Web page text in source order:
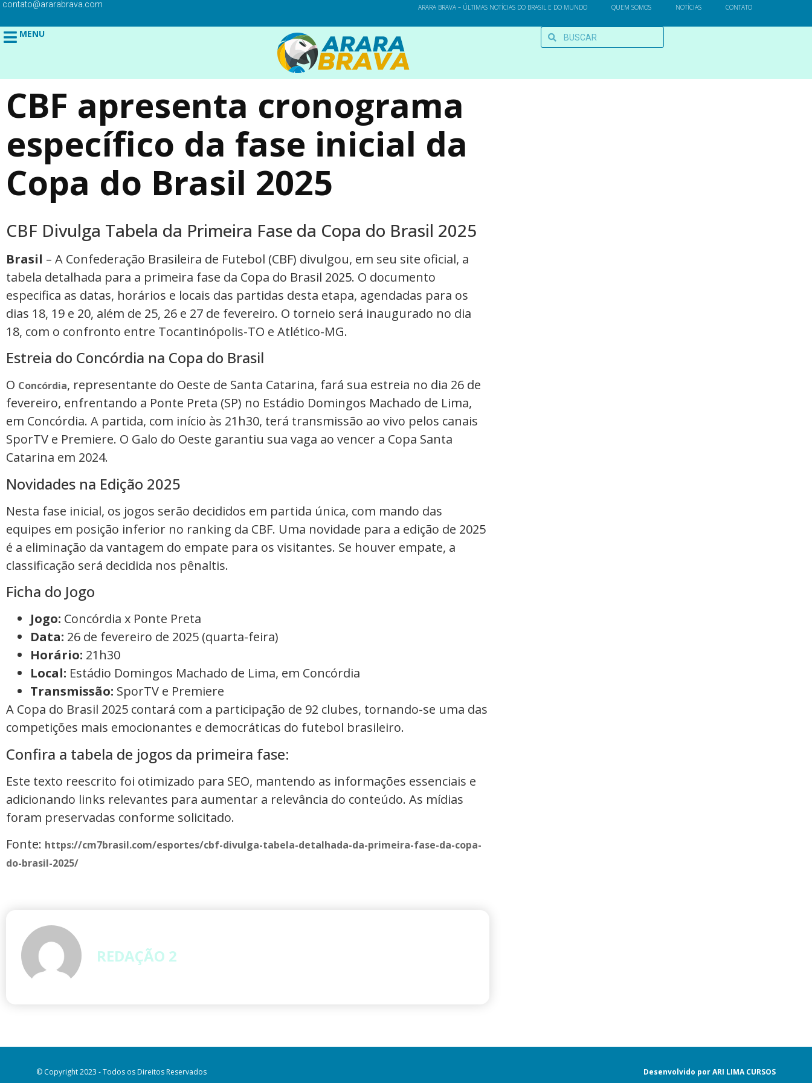
contato@ararabrava.com ARARA BRAVA – ÚLTIMAS NOTÍCIAS DO BRASIL E DO MUNDO QUEM SOMOS NOTÍCIAS CONTATO
MENU
CBF apresenta cronograma
específico da fase inicial da
Copa do Brasil 2025
CBF Divulga Tabela da Primeira Fase da Copa do Brasil 2025
Brasil – A Confederação Brasileira de Futebol (CBF) divulgou, em seu site oficial, a
tabela detalhada para a primeira fase da Copa do Brasil 2025. O documento
especifica as datas, horários e locais das partidas desta etapa, agendadas para os
dias 18, 19 e 20, além de 25, 26 e 27 de fevereiro. O torneio será inaugurado no dia
18, com o confronto entre Tocantinópolis-TO e Atlético-MG.
Estreia do Concórdia na Copa do Brasil
O Concórdia, representante do Oeste de Santa Catarina, fará sua estreia no dia 26 de
fevereiro, enfrentando a Ponte Preta (SP) no Estádio Domingos Machado de Lima,
em Concórdia. A partida, com início às 21h30, terá transmissão ao vivo pelos canais
SporTV e Premiere. O Galo do Oeste garantiu sua vaga ao vencer a Copa Santa
Catarina em 2024.
Novidades na Edição 2025
Nesta fase inicial, os jogos serão decididos em partida única, com mando das
equipes em posição inferior no ranking da CBF. Uma novidade para a edição de 2025
é a eliminação da vantagem do empate para os visitantes. Se houver empate, a
classificação será decidida nos pênaltis.
Ficha do Jogo
Jogo: Concórdia x Ponte Preta
Data: 26 de fevereiro de 2025 (quarta-feira)
Horário: 21h30
Local: Estádio Domingos Machado de Lima, em Concórdia
Transmissão: SporTV e Premiere
A Copa do Brasil 2025 contará com a participação de 92 clubes, tornando-se uma das
competições mais emocionantes e democráticas do futebol brasileiro.
Confira a tabela de jogos da primeira fase:
Este texto reescrito foi otimizado para SEO, mantendo as informações essenciais e
adicionando links relevantes para aumentar a relevância do conteúdo. As mídias
foram preservadas conforme solicitado.
Fonte: https://cm7brasil.com/esportes/cbf-divulga-tabela-detalhada-da-primeira-fase-da-copa-
do-brasil-2025/
REDAÇÃO 2
© Copyright 2023 - Todos os Direitos Reservados Desenvolvido por ARI LIMA CURSOS